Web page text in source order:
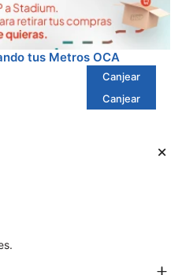
tus Metros OCA
Canjear
Canjear